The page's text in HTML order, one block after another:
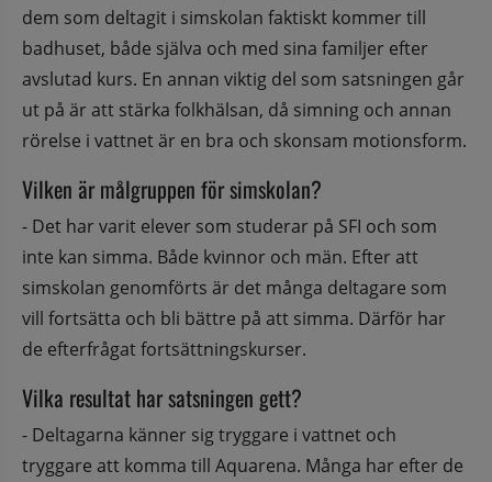
dem som deltagit i simskolan faktiskt kommer till
badhuset, både själva och med sina familjer efter
avslutad kurs. En annan viktig del som satsningen går
ut på är att stärka folkhälsan, då simning och annan
rörelse i vattnet är en bra och skonsam motionsform.
Vilken är målgruppen för simskolan?
- Det har varit elever som studerar på SFI och som
inte kan simma. Både kvinnor och män. Efter att
simskolan genomförts är det många deltagare som
vill fortsätta och bli bättre på att simma. Därför har
de efterfrågat fortsättningskurser.
Vilka resultat har satsningen gett?
- Deltagarna känner sig tryggare i vattnet och
tryggare att komma till Aquarena. Många har efter de